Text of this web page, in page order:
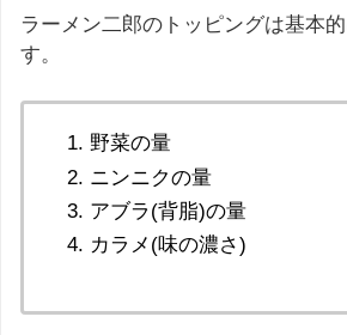
ラーメン二郎のトッピングは基本
す。
野菜の量
ニンニクの量
アブラ(背脂)の量
カラメ(味の濃さ)